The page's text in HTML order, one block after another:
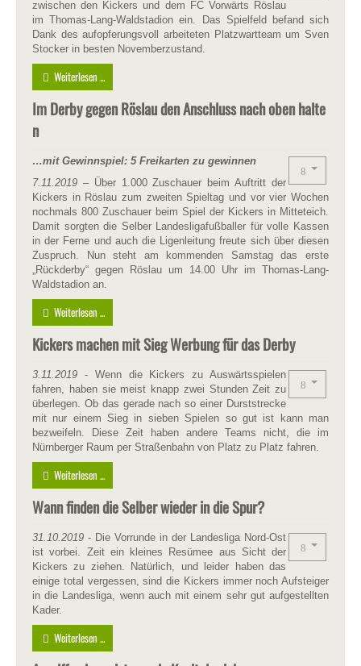
zwischen den Kickers und dem FC Vorwärts Röslau
im Thomas-Lang-Waldstadion ein. Das Spielfeld befand sich
Dank des aufopferungsvoll arbeiteten Platzwartteam um Sven
Stocker in besten Novemberzustand.
Weiterlesen ...
Im Derby gegen Röslau den Anschluss nach oben halte
n
…mit Gewinnspiel: 5 Freikarten zu gewinnen
7.11 .2019 – Über 1.000 Zuschauer beim Auftritt der
Kickers in Röslau zum zweiten Spieltag und vor vier Wochen
nochmals 800 Zuschauer beim Spiel der Kickers in Mitteteich.
Damit sorgten die Selber Landesligafußballer für volle Kassen
in der Ferne und auch die Ligenleitung freute sich über diesen
Zuspruch. Nun steht am kommenden Samstag das erste
„Rückderby“ gegen Röslau um 14.00 Uhr im Thomas-Lang-
Waldstadion an.
Weiterlesen ...
Kickers machen mit Sieg Werbung für das Derby
3.11.2019 - Wenn die Kickers zu Auswärtsspielen
fahren, haben sie meist knapp zwei Stunden Zeit zu
überlegen. Ob das gerade nach so einer Durststrecke
mit nur einem Sieg in sieben Spielen so gut ist kann man
bezweifeln. Diese Zeit haben andere Teams nicht, die im
Nürnberger Raum per Straßenbahn von Platz zu Platz fahren.
Weiterlesen ...
Wann finden die Selber wieder in die Spur?
31 .10.2019 - Die Vorrunde in der Landesliga Nord-Ost
ist vorbei. Zeit ein kleines Resümee aus Sicht der
Kickers zu ziehen. Natürlich, und leider haben das
einige total vergessen, sind die Kickers immer noch Aufsteiger
in die Landesliga, wenn auch mit einem sehr gut aufgestellten
Kader.
Weiterlesen ...